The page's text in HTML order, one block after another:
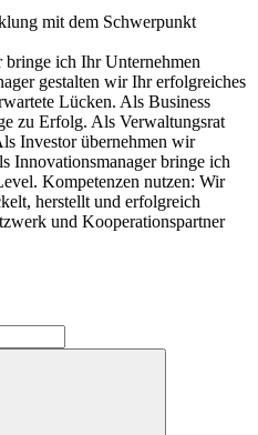
mit dem Schwerpunkt
ich Ihr Unternehmen
gestalten wir Ihr erfolgreiches
Lücken. Als Business
zu Erfolg. Als Verwaltungsrat
Investor übernehmen wir
Innovationsmanager bringe ich
Kompetenzen nutzen: Wir
herstellt und erfolgreich
und Kooperationspartner